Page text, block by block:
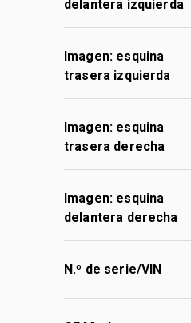
delantera izquierda
Imagen: esquina
trasera izquierda
Imagen: esquina
trasera derecha
Imagen: esquina
delantera derecha
N.º de serie/VIN